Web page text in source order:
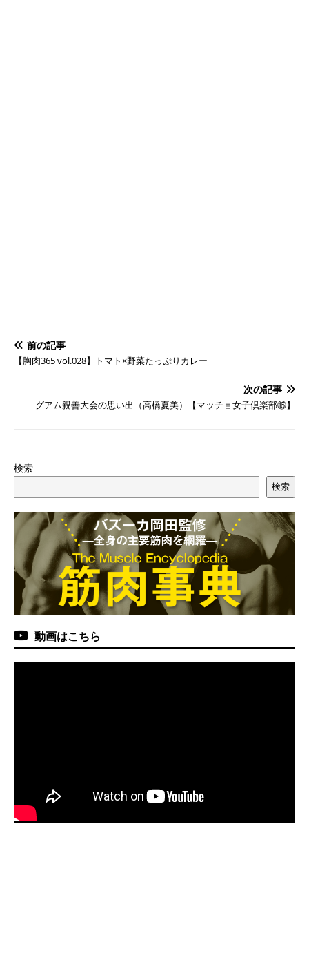
前の記事
【胸肉365 vol.028】トマト×野菜たっぷりカレー
次の記事
グアム親善大会の思い出（高橋夏美）【マッチョ女子倶楽部⑯】
検索
検索
動画はこちら